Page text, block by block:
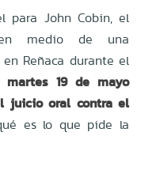
para John Cobin, el
en medio de una
Reñaca durante el
martes 19 de mayo
juicio oral contra el
es lo que pide la